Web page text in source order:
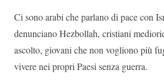
Ci sono arabi che parlano di pace con
denunciano Hezbollah, cristiani
ascolto, giovani che non vogliono più
vivere nei propri Paesi senza guerra.